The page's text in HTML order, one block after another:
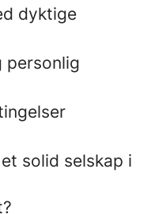
dyktige
personlig
solid selskap i